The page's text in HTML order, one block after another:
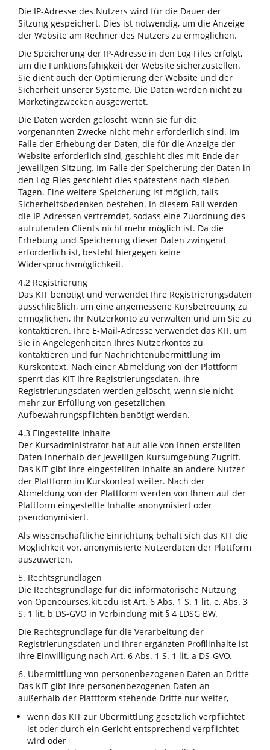
Die IP-Adresse des Nutzers wird für die Dauer der
Sitzung gespeichert. Dies ist notwendig, um die Anzeige
der Website am Rechner des Nutzers zu ermöglichen.
Die Speicherung der IP-Adresse in den Log Files erfolgt,
um die Funktionsfähigkeit der Website sicherzustellen.
Sie dient auch der Optimierung der Website und der
Sicherheit unserer Systeme. Die Daten werden nicht zu
Marketingzwecken ausgewertet.
Die Daten werden gelöscht, wenn sie für die
vorgenannten Zwecke nicht mehr erforderlich sind. Im
Falle der Erhebung der Daten, die für die Anzeige der
Website erforderlich sind, geschieht dies mit Ende der
jeweiligen Sitzung. Im Falle der Speicherung der Daten in
den Log Files geschieht dies spätestens nach sieben
Tagen. Eine weitere Speicherung ist möglich, falls
Sicherheitsbedenken bestehen. In diesem Fall werden
die IP-Adressen verfremdet, sodass eine Zuordnung des
aufrufenden Clients nicht mehr möglich ist. Da die
Erhebung und Speicherung dieser Daten zwingend
erforderlich ist, besteht hiergegen keine
Widerspruchsmöglichkeit.
4.2 Registrierung
Das KIT benötigt und verwendet Ihre Registrierungsdaten
ausschließlich, um eine angemessene Kursbetreuung zu
ermöglichen, Ihr Nutzerkonto zu verwalten und um Sie zu
kontaktieren. Ihre E-Mail-Adresse verwendet das KIT, um
Sie in Angelegenheiten Ihres Nutzerkontos zu
kontaktieren und für Nachrichtenübermittlung im
Kurskontext. Nach einer Abmeldung von der Plattform
sperrt das KIT Ihre Registrierungsdaten. Ihre
Registrierungsdaten werden gelöscht, wenn sie nicht
mehr zur Erfüllung von gesetzlichen
Aufbewahrungspflichten benötigt werden.
4.3 Eingestellte Inhalte
Der Kursadministrator hat auf alle von Ihnen erstellten
Daten innerhalb der jeweiligen Kursumgebung Zugriff.
Das KIT gibt Ihre eingestellten Inhalte an andere Nutzer
der Plattform im Kurskontext weiter. Nach der
Abmeldung von der Plattform werden von Ihnen auf der
Plattform eingestellte Inhalte anonymisiert oder
pseudonymisiert.
Als wissenschaftliche Einrichtung behält sich das KIT die
Möglichkeit vor, anonymisierte Nutzerdaten der Plattform
auszuwerten.
5. Rechtsgrundlagen
Die Rechtsgrundlage für die informatorische Nutzung
von Opencourses.kit.edu ist Art. 6 Abs. 1 S. 1 lit. e, Abs. 3
S. 1 lit. b DS-GVO in Verbindung mit § 4 LDSG BW.
Die Rechtsgrundlage für die Verarbeitung der
Registrierungsdaten und Ihrer ergänzten Profilinhalte ist
Ihre Einwilligung nach Art. 6 Abs. 1 S. 1 lit. a DS-GVO.
6. Übermittlung von personenbezogenen Daten an Dritte
Das KIT gibt Ihre personenbezogenen Daten an
außerhalb der Plattform stehende Dritte nur weiter,
wenn das KIT zur Übermittlung gesetzlich verpflichtet
ist oder durch ein Gericht entsprechend verpflichtet
wird oder